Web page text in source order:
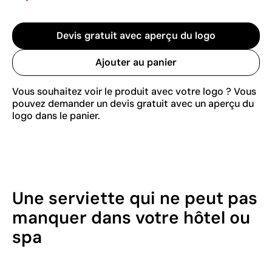
Devis gratuit avec aperçu du logo
Ajouter au panier
Vous souhaitez voir le produit avec votre logo ? Vous
pouvez demander un devis gratuit avec un aperçu du
logo dans le panier.
Une serviette qui ne peut pas
manquer dans votre hôtel ou
spa